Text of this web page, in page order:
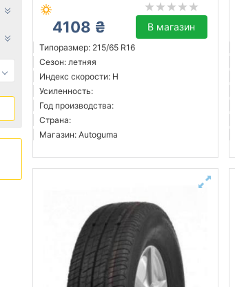
4108 ₴ В магазин
Типоразмер: 215/65 R16
Сезон: летняя
Индекс скорости: H
Усиленность:
Год производства:
Страна:
Магазин: Autoguma